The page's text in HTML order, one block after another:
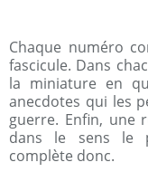
Chaque numéro
fascicule. Dans
la miniature en
anecdotes qui les
guerre. Enfin, une
dans le sens le
complète donc.